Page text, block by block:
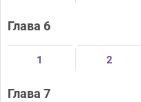
Глава 6
1 2
Глава 7